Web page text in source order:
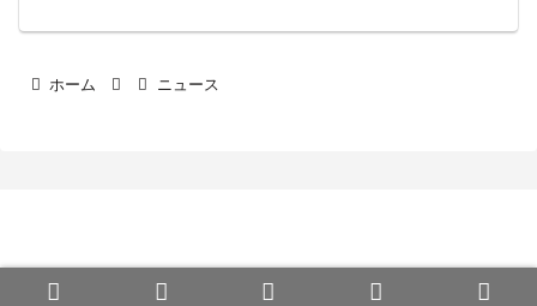
ホーム
ニュース
まとめ部
© 2020 まとめ部.